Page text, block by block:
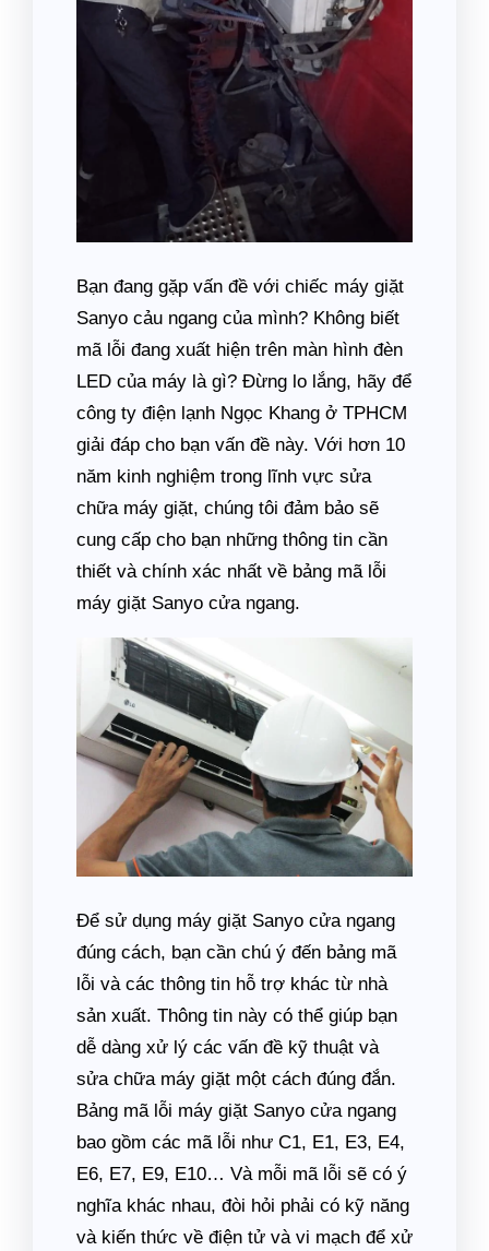
Bạn đang gặp vấn đề với chiếc máy giặt
Sanyo cảu ngang của mình? Không biết
mã lỗi đang xuất hiện trên màn hình đèn
LED của máy là gì? Đừng lo lắng, hãy để
công ty điện lạnh Ngọc Khang ở TPHCM
giải đáp cho bạn vấn đề này. Với hơn 10
năm kinh nghiệm trong lĩnh vực sửa
chữa máy giặt, chúng tôi đảm bảo sẽ
cung cấp cho bạn những thông tin cần
thiết và chính xác nhất về bảng mã lỗi
máy giặt Sanyo cửa ngang.
Để sử dụng máy giặt Sanyo cửa ngang
đúng cách, bạn cần chú ý đến bảng mã
lỗi và các thông tin hỗ trợ khác từ nhà
sản xuất. Thông tin này có thể giúp bạn
dễ dàng xử lý các vấn đề kỹ thuật và
sửa chữa máy giặt một cách đúng đắn.
Bảng mã lỗi máy giặt Sanyo cửa ngang
bao gồm các mã lỗi như C1, E1, E3, E4,
E6, E7, E9, E10… Và mỗi mã lỗi sẽ có ý
nghĩa khác nhau, đòi hỏi phải có kỹ năng
và kiến thức về điện tử và vi mạch để xử